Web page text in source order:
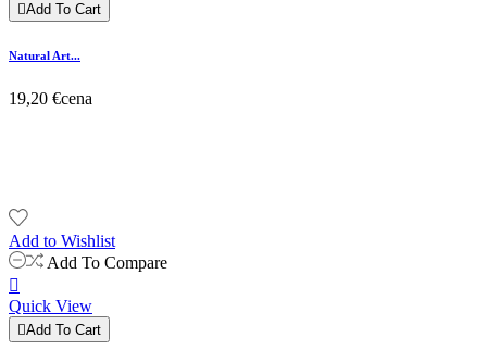
Add To Cart
Natural Art...
19,20 €cena
Add to Wishlist
Add To Compare

Quick View
Add To Cart